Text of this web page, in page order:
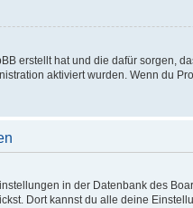
erstellt hat und die dafür sorgen,
aktiviert wurden. Wenn du
in der Datenbank des
Dort kannst du alle deine